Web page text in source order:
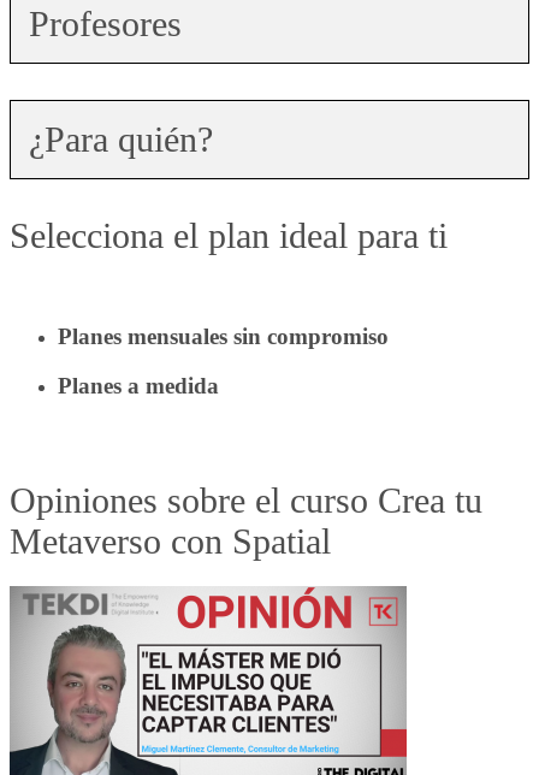
Profesores
¿Para quién?
Selecciona el plan ideal para ti
Planes mensuales sin compromiso
Planes a medida
Opiniones sobre el curso Crea tu
Metaverso con Spatial